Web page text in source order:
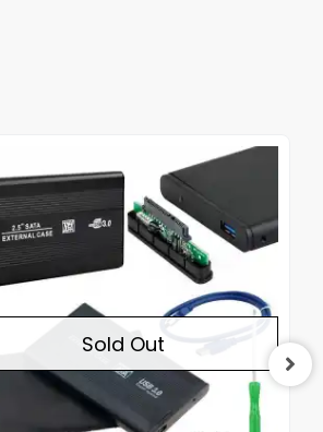
Sold Out